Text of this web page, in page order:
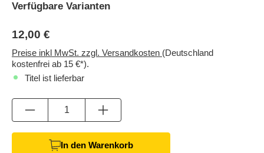
Verfügbare Varianten
12,00 €
Preise inkl MwSt. zzgl. Versandkosten (Deutschland
kostenfrei ab 15 €*).
Titel ist lieferbar
Anzahl
In den Warenkorb